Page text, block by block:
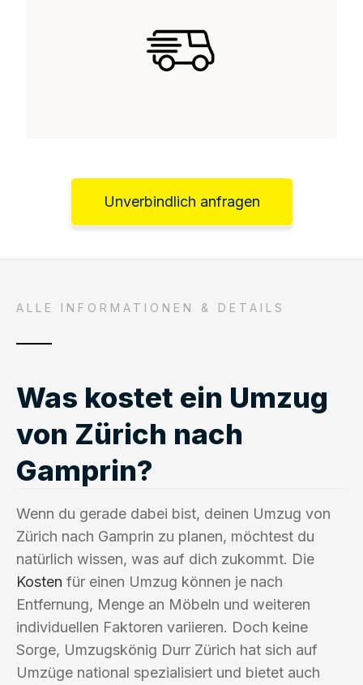
Unverbindlich anfragen
ALLE INFORMATIONEN & DETAILS
Was kostet ein Umzug
von Zürich nach
Gamprin?
Wenn du gerade dabei bist, deinen Umzug von
Zürich nach Gamprin zu planen, möchtest du
natürlich wissen, was auf dich zukommt. Die
Kosten für einen Umzug können je nach
Entfernung, Menge an Möbeln und weiteren
individuellen Faktoren variieren. Doch keine
Sorge, Umzugskönig Durr Zürich hat sich auf
Umzüge national spezialisiert und bietet auch